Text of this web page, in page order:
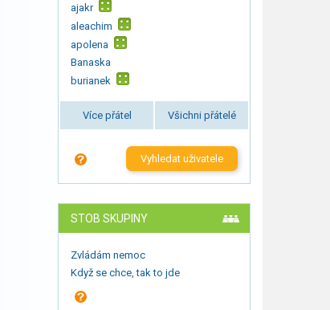
ajakr
aleachim
apolena
Banaska
burianek
Více přátel Všichni přátelé
Vyhledat uživatele
STOB SKUPINY
Zvládám nemoc
Když se chce, tak to jde